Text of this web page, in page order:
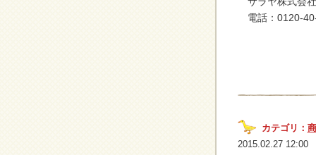
電話：0120-
カテゴリ：
2015.02.27 12:00